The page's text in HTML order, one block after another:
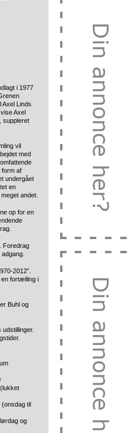
i 1977
Axel Linds
Axel
suppleret
vil
med
form af
undergået
en
andet.
op for en
Foredrag
2012”.
fortælling i
Buhl og
til
og